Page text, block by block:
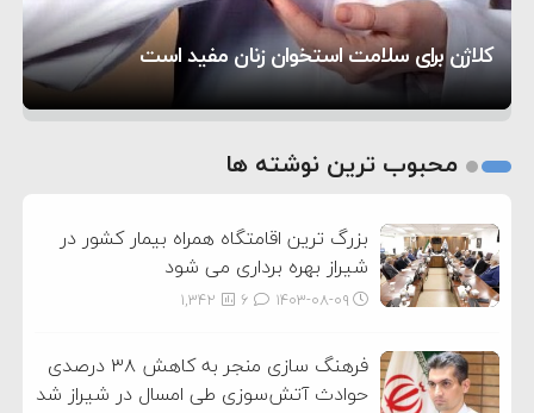
نظامی علیه ایران است
موافقت ترامپ با لغو حمله به ایران
۶:۲۱
کلاژن برای سلامت استخوان زنان مفید است
کمک خورشید به رفع ناترازی برق
تحسین کارگردان «جنگ و صلح» از سینمای ایران؛ روایتی
از عشق عمیق به مردم
2
محبوب ترین نوشته ها
بزرگ ترین اقامتگاه همراه بیمار کشور در
شیراز بهره برداری می شود
۱۴۰۳-۰۸-۰۹ 1,342
فرهنگ سازی منجر به کاهش ۳۸ درصدی
حوادث آتش‌سوزی طی امسال در شیراز شد